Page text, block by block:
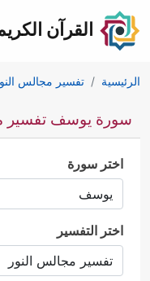
القرآن
الرئيسية تفسير مجالس
سورة يوسف تفسير
اختر سورة
اختر التفسير